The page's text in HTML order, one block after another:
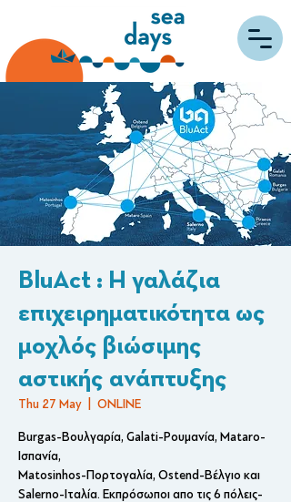
BluAct : Η γαλάζια
επιχειρηματικότητα ως
μοχλός βιώσιμης
αστικής ανάπτυξης
Thu 27 May ONLINE
Burgas-Βουλγαρία, Galati-Ρουμανία, Mataro-
Ισπανία,
Matosinhos-Πορτογαλία, Ostend-Βέλγιο και
Salerno-Iταλία. Εκπρόσωποι απο τις 6 πόλεις-